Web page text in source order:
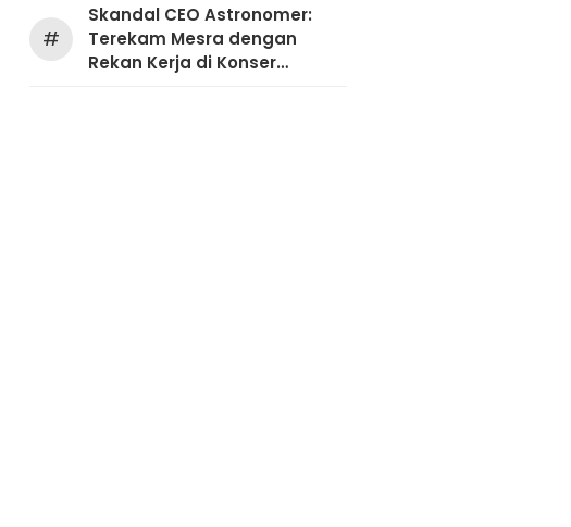
#
Skandal CEO Astronomer:
Terekam Mesra dengan
Rekan Kerja di Konser